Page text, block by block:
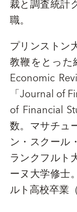
裁と調査統計
職。
プリンストン
教鞭をとった
Economic
「Journal of
of Financial
数。マサチュ
ン・スクール
ランクフルト
ーヌ大学修士
ルト高校卒業